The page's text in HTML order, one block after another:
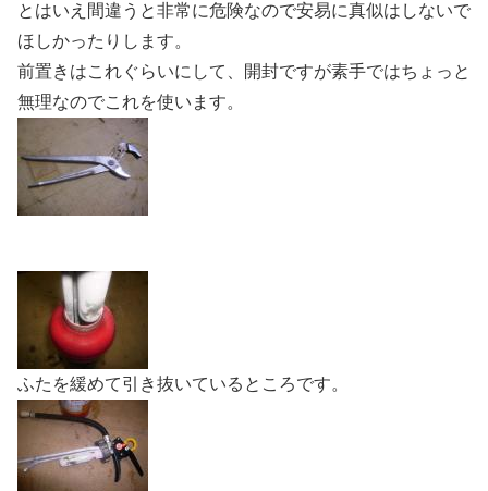
とはいえ間違うと非常に危険なので安易に真似はしないで
ほしかったりします。
前置きはこれぐらいにして、開封ですが素手ではちょっと
無理なのでこれを使います。
ふたを緩めて引き抜いているところです。